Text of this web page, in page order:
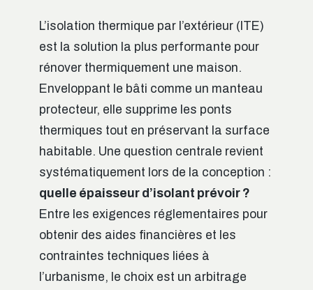
L’isolation thermique par l’extérieur (ITE)
est la solution la plus performante pour
rénover thermiquement une maison.
Enveloppant le bâti comme un manteau
protecteur, elle supprime les ponts
thermiques tout en préservant la surface
habitable. Une question centrale revient
systématiquement lors de la conception :
quelle épaisseur d’isolant prévoir ?
Entre les exigences réglementaires pour
obtenir des aides financières et les
contraintes techniques liées à
l’urbanisme, le choix est un arbitrage